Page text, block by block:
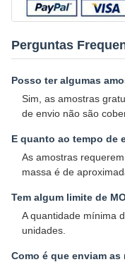
Perguntas
Posso ter algumas
Sim, as amostras
de envio não são
E quanto ao tempo de
As amostras
massa é de
Tem algum limite de
A quantidade mínima
unidades.
Como é que enviam